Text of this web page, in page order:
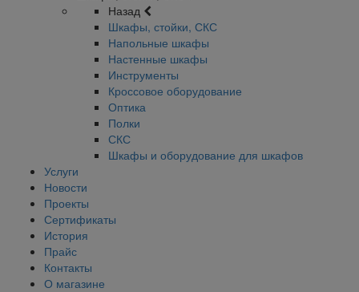
Назад
Шкафы, стойки, СКС
Напольные шкафы
Настенные шкафы
Инструменты
Кроссовое оборудование
Оптика
Полки
СКС
Шкафы и оборудование для шкафов
Услуги
Новости
Проекты
Сертификаты
История
Прайс
Контакты
О магазине